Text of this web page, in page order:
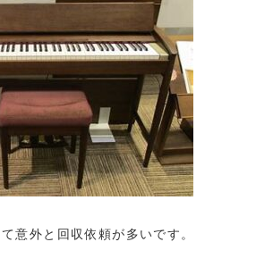
意外と回収依頼が多いです。